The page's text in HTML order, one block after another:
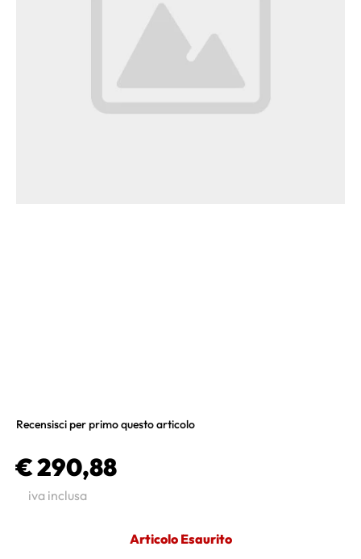
Recensisci per primo questo articolo
€ 290,88
iva inclusa
Articolo Esaurito